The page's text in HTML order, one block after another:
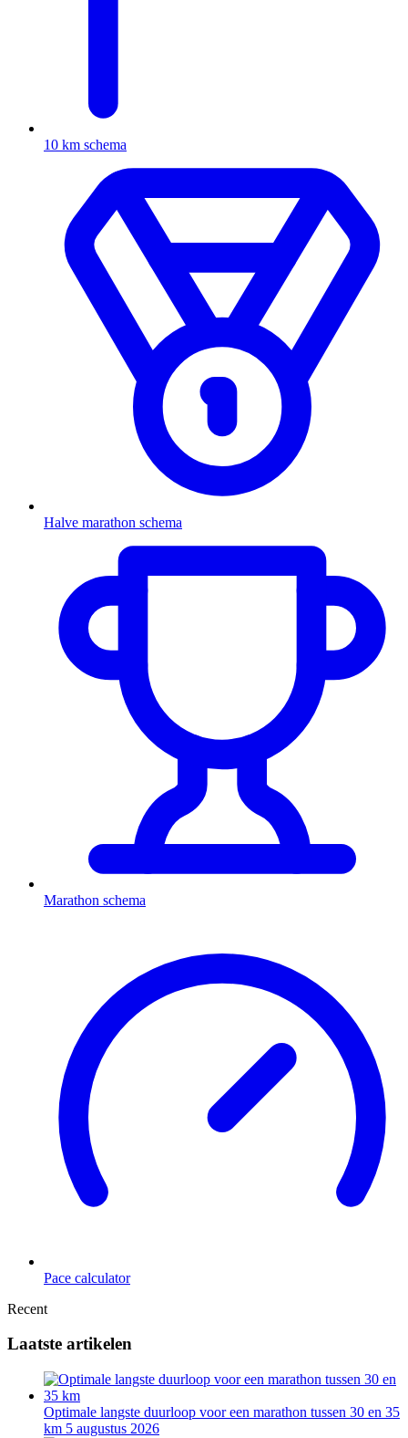
10 km schema
Halve marathon schema
Marathon schema
Pace calculator
Recent
Laatste artikelen
Optimale langste duurloop voor een marathon tussen 30 en 35
km 5 augustus 2026